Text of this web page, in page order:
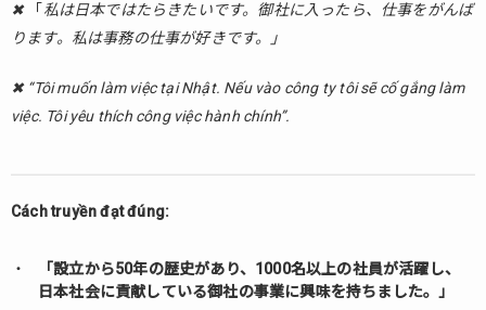
✖「 私は日本ではたらきたいです。御社に入ったら、仕事をがんば
ります。私は事務の仕事が好きです。」
✖ “Tôi muốn làm việc tại Nhật. Nếu vào công ty tôi sẽ cố gắng làm
việc. Tôi yêu thích công việc hành chính”.
Cách truyền đạt đúng:
「設立から50年の歴史があり、1000名以上の社員が活躍し、
日本社会に貢献している御社の事業に興味を持ちました。」